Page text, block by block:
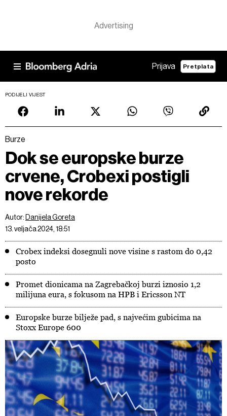
Prijava Pretplata
PODIJELI VIJEST
Burze
Dok se europske burze
crvene, Crobexi postigli
nove rekorde
Autor: Danijela Goreta
13. veljača 2024, 18:51
Crobex indeksi dosegnuli nove visine s rastom do 0,42
posto
Promet dionicama na Zagrebačkoj burzi iznosio 1,2
milijuna eura, s fokusom na HPB i Ericsson NT
Europske burze bilježe pad, s najvećim gubicima na
Stoxx Europe 600